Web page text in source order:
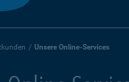
Unsere Online-Services